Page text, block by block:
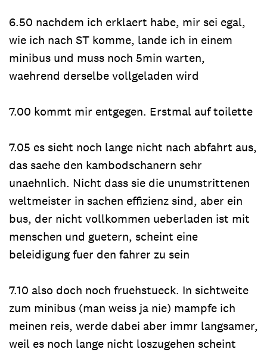
6.50 nachdem ich erklaert habe, mir sei egal,
wie ich nach ST komme, lande ich in einem
minibus und muss noch 5min warten,
waehrend derselbe vollgeladen wird
7.00 kommt mir entgegen. Erstmal auf toilette
7.05 es sieht noch lange nicht nach abfahrt aus,
das saehe den kambodschanern sehr
unaehnlich. Nicht dass sie die unumstrittenen
weltmeister in sachen effizienz sind, aber ein
bus, der nicht vollkommen ueberladen ist mit
menschen und guetern, scheint eine
beleidigung fuer den fahrer zu sein
7.10 also doch noch fruehstueck. In sichtweite
zum minibus (man weiss ja nie) mampfe ich
meinen reis, werde dabei aber immr langsamer,
weil es noch lange nicht loszugehen scheint